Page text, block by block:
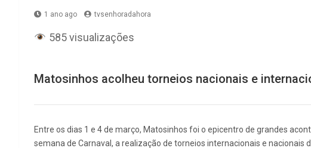
1 ano ago tvsenhoradahora
585 visualizações
Matosinhos acolheu torneios nacionais e
Entre os dias 1 e 4 de março, Matosinhos foi o epicentro de grandes
semana de Carnaval, a realização de torneios internacionais e